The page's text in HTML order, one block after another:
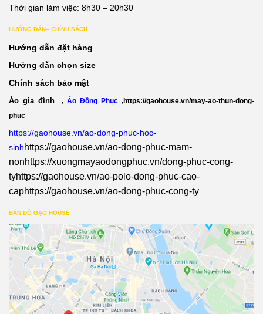
Thời gian làm việc: 8h30 – 20h30
HƯỚNG DẪN– CHÍNH SÁCH
Hướng dẫn đặt hàng
Hướng dẫn chọn size
Chính sách bảo mật
Áo gia đình , Áo Đồng Phục ,https://gaohouse.vn/may-ao-thun-dong-
phuc
https://gaohouse.vn/ao-dong-phuc-hoc-
sinhhttps://gaohouse.vn/ao-dong-phuc-mam-
nonhttps://xuongmayaodongphuc.vn/dong-phuc-cong-
tyhttps://gaohouse.vn/ao-polo-dong-phuc-cao-
caphttps://gaohouse.vn/ao-dong-phuc-cong-ty
BẢN ĐỒ GẠO HOUSE